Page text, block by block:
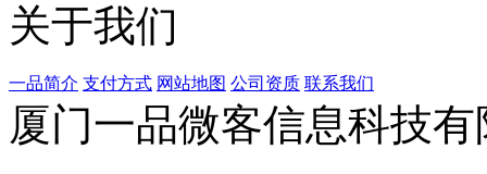
关于我们
一品简介 支付方式 网站地图 公司资质 联系我们
厦门一品微客信息科技